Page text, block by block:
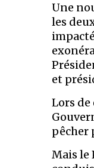
Une
les
et
Lors de
pêcher
Mais le